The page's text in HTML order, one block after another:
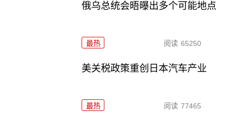
俄乌总统会晤曝出多个可能地点
最热 阅读 65250
美关税政策重创日本汽车产业
最热 阅读 77465